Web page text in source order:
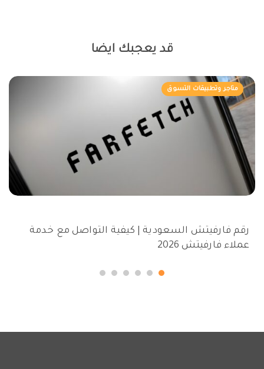
قد يعجبك ايضا
متاجر وتطبيقات التسوق
رقم فارفيتش السعودية | كيفية التواصل مع خدمة
عملاء فارفيتش 2026